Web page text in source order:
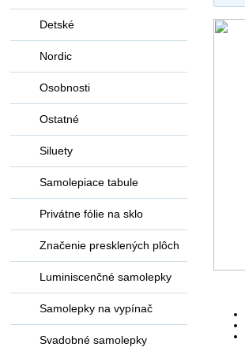
Detské
Nordic
Osobnosti
Ostatné
Siluety
Samolepiace tabule
Privátne fólie na sklo
Značenie presklených plôch
Luminiscenčné samolepky
Samolepky na vypínač
Svadobné samolepky